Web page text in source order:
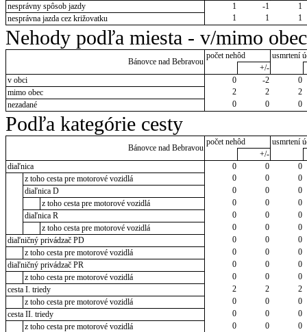
nesprávny spôsob jazdy
1 -1
1
nesprávna jazda cez križovatku
1 1 1
Nehody podľa miesta - v/mimo obec
Bánovce nad Bebravou
počet nehôd
usmrtení
+/-
v obci
0 -2
0
mimo obec
2 2
2
nezadané
0 0 0
Podľa kategórie cesty
Bánovce nad Bebravou
počet nehôd
usmrtení
+/-
diaľnica
0 0
0
z toho cesta pre motorové vozidlá
0 0
0
diaľnica D
0 0
0
z toho cesta pre motorové vozidlá
0 0
0
diaľnica R
0 0
0
z toho cesta pre motorové vozidlá
0 0
0
diaľničný privádzač PD
0 0
0
z toho cesta pre motorové vozidlá
0 0
0
diaľničný privádzač PR
0 0
0
z toho cesta pre motorové vozidlá
0 0
0
cesta I. triedy
2 2
2
z toho cesta pre motorové vozidlá
0 0
0
cesta II. triedy
0 0
0
z toho cesta pre motorové vozidlá
0 0
0